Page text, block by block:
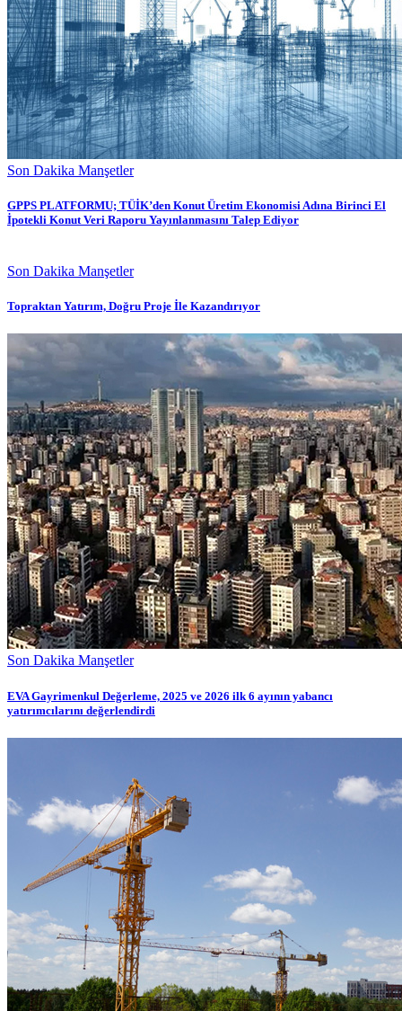
Son Dakika Manşetler
GPPS PLATFORMU; TÜİK’den Konut Üretim Ekonomisi Adına Birinci El
İpotekli Konut Veri Raporu Yayınlanmasını Talep Ediyor
Son Dakika Manşetler
Topraktan Yatırım, Doğru Proje İle Kazandırıyor
Son Dakika Manşetler
EVA Gayrimenkul Değerleme, 2025 ve 2026 ilk 6 ayının yabancı
yatırımcılarını değerlendirdi